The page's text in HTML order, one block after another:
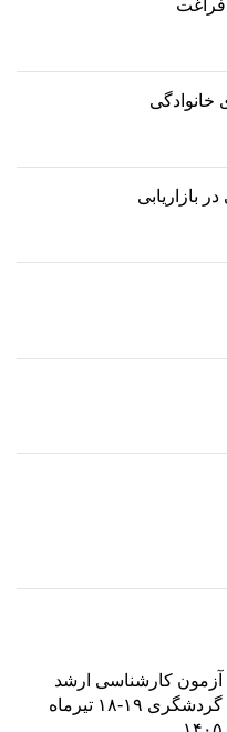
فراغت
خانوادگی
بازاریابی
آزمون کارشناسی ارشد
گردشگری ۱۹-۱۸ تیرماه